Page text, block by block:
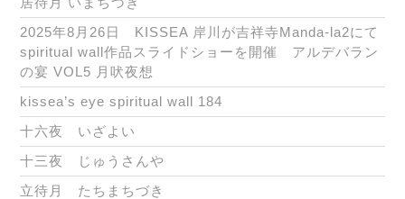
2025年8月26日 KISSEA 岸川が吉祥寺Manda-la2にて
spiritual wall作品スライドショーを開催 アルデバラン
の宴 VOL5 月吠夜想
kissea’s eye spiritual wall 184
十六夜 いざよい
十三夜 じゅうさんや
立待月 たちまちづき